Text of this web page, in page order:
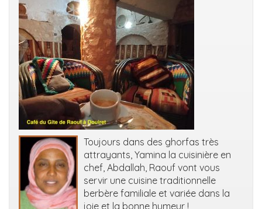
Toujours dans des ghorfas très
attrayants, Yamina la cuisinière en
chef, Abdallah, Raouf vont vous
servir une cuisine traditionnelle
berbère familiale et variée dans la
joie et la bonne humeur !